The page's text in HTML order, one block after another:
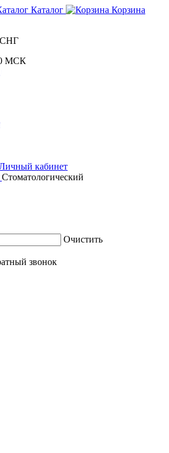
Каталог
Корзина
СНГ
МСК
кабинет
Стоматологический
Очистить
звонок